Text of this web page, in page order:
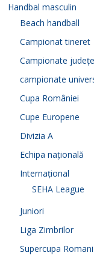
Handbal masculin
Beach handball
Campionat tineret
Campionate
campionate
Cupa României
Cupe Europene
Divizia A
Echipa națională
Internațional
SEHA League
Juniori
Liga Zimbrilor
Supercupa